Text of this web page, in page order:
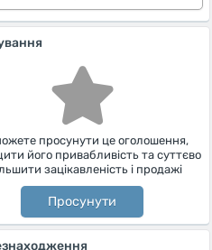
просунути це оголошення,
його привабливість та суттєво
зацікавленість і продажі
Просунути